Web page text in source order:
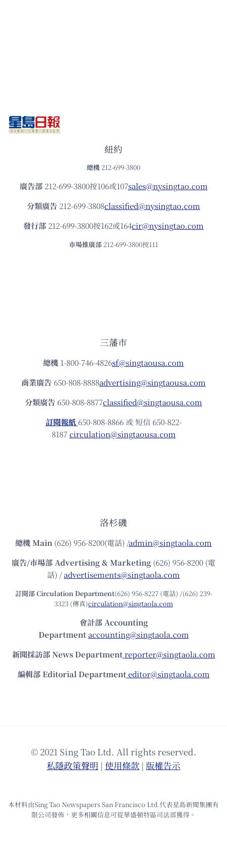
紐約
總機 212-699-3800
廣告部212-699-3800按106或107sales@nysingtao.com
分類廣告 212-699-3808classified@nysingtao.com
發⾏部 212-699-3800按162或164cir@nysingtao.com
市場推廣部 212-699-3800按111
三藩市
總機 1-800-746-4826sf@singtaousa.com
商業廣告 650-808-8888advertising@singtaousa.com
分類廣告 650-808-8877classified@singtaousa.com
訂閱報紙 650-808-8866 或 短信 650-822-
8187circulation@singtaousa.com
洛杉磯
總機Main (626) 956-8200(電話) /admin@singtaola.com
廣告/市場部Advertising & Marketing (626) 956-8200 (電
話) /advertisements@singtaola.com
訂閱部 Circulation Department(626) 956-8227 (電話) /(626) 239-
3323 (傳真)circulation@singtaola.com
會計部 Accounting
Department accounting@singtaola.com
新聞採訪部 News Department reporter@singtaola.com
編輯部 Editorial Department editor@singtaola.com
© 2021 Sing Tao Ltd. All rights reserved.
私隱政策聲明 | 使⽤條款 | 版權告⽰
本材料由Sing Tao Newspapers San Francisco Ltd.代表星島新聞集團有
限公司發佈，更多相關信息可從華盛頓特區司法部獲得。